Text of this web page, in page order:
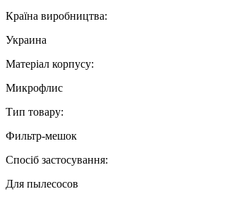
Країна виробництва:
Украина
Матеріал корпусу:
Микрофлис
Тип товару:
Фильтр-мешок
Спосіб застосування:
Для пылесосов